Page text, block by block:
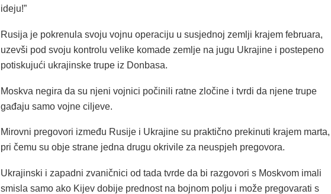
ideju!”
Rusija je pokrenula svoju vojnu operaciju u susjednoj zemlji krajem februara,
uzevši pod svoju kontrolu velike komade zemlje na jugu Ukrajine i postepeno
potiskujući ukrajinske trupe iz Donbasa.
Moskva negira da su njeni vojnici počinili ratne zločine i tvrdi da njene trupe
gađaju samo vojne ciljeve.
Mirovni pregovori između Rusije i Ukrajine su praktično prekinuti krajem marta,
pri čemu su obje strane jedna drugu okrivile za neuspjeh pregovora.
Ukrajinski i zapadni zvaničnici od tada tvrde da bi razgovori s Moskvom imali
smisla samo ako Kijev dobije prednost na bojnom polju i može pregovarati s